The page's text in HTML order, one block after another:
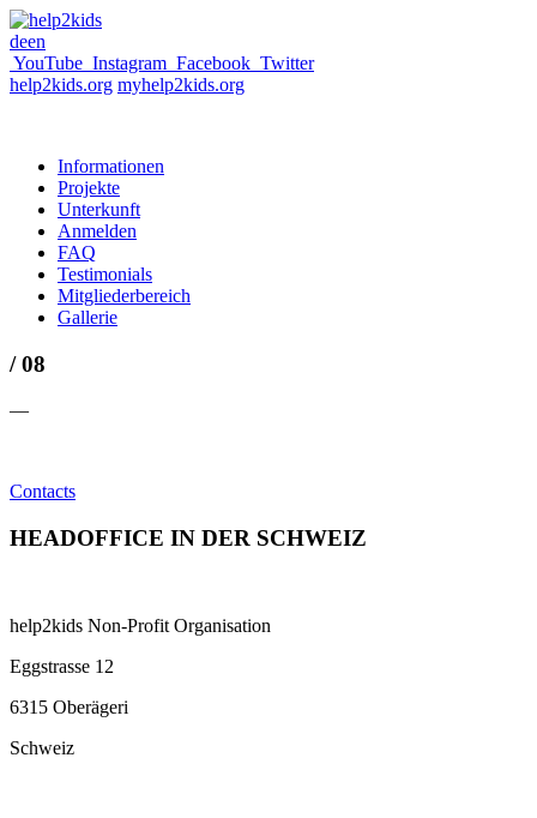
deen
YouTube Instagram Facebook Twitter
help2kids.org myhelp2kids.org
Informationen
Projekte
Unterkunft
Anmelden
FAQ
Testimonials
Mitgliederbereich
Gallerie
/ 08
—
Contacts
HEADOFFICE IN DER SCHWEIZ
help2kids Non-Profit Organisation
Eggstrasse 12
6315 Oberägeri
Schweiz